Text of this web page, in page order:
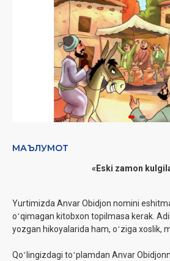
МАЪЛУМОТ
«Eski zamon
Yurtimizda Anvar Obidjon nomini
oʻqimagan kitobxon topilmasa kerak.
yozgan hikoyalarida ham, oʻziga xoslik,
Qoʻlingizdagi toʻplamdan Anvar